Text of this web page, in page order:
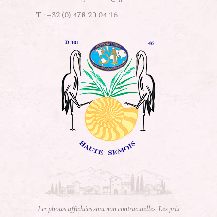
T : +32 (0) 478 20 04 16
Les photos affichées sont non contractuelles. Les prix